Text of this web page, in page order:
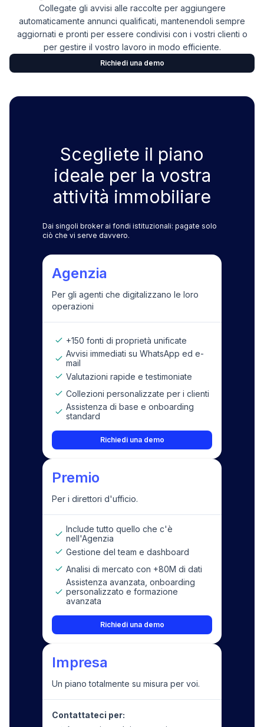
Collegate gli avvisi alle raccolte per aggiungere
automaticamente annunci qualificati, mantenendoli sempre
aggiornati e pronti per essere condivisi con i vostri clienti o
per gestire il vostro lavoro in modo efficiente.
Richiedi una demo
Scegliete il piano
ideale per la vostra
attività immobiliare
Dai singoli broker ai fondi istituzionali: pagate solo
ciò che vi serve davvero.
Agenzia
Per gli agenti che digitalizzano le loro
operazioni
+150 fonti di proprietà unificate
Avvisi immediati su WhatsApp ed e-
mail
Valutazioni rapide e testimoniate
Collezioni personalizzate per i clienti
Assistenza di base e onboarding
standard
Richiedi una demo
Premio
Per i direttori d'ufficio.
Include tutto quello che c'è
nell'Agenzia
Gestione del team e dashboard
Analisi di mercato con +80M di dati
Assistenza avanzata, onboarding
personalizzato e formazione
avanzata
Richiedi una demo
Impresa
Un piano totalmente su misura per voi.
Contattateci per: